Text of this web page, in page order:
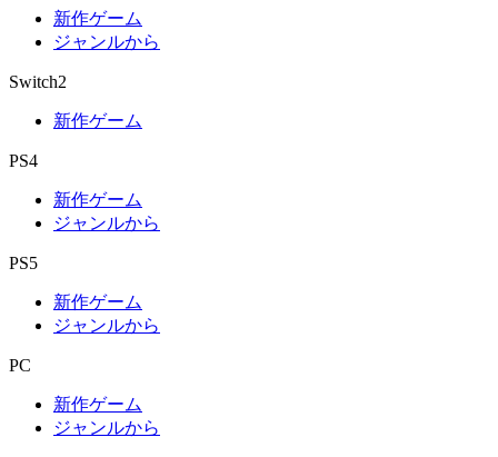
新作ゲーム
ジャンルから
Switch2
新作ゲーム
PS4
新作ゲーム
ジャンルから
PS5
新作ゲーム
ジャンルから
PC
新作ゲーム
ジャンルから